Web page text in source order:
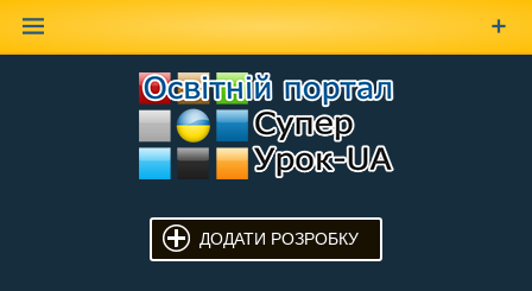
ДОДАТИ РОЗРОБКУ